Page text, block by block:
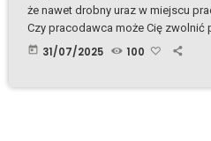
że nawet drobny uraz w miejscu
Czy pracodawca może Cię zwolnić
świadczenia Ci przysługują i czy
today 31/07/2025 100